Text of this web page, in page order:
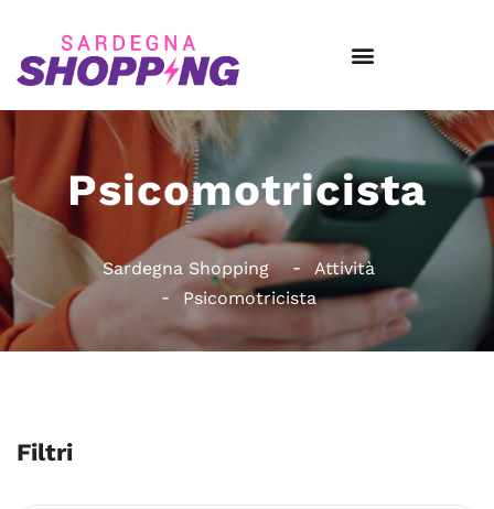
Psicomotricista
Sardegna Shopping
Attività
Psicomotricista
Filtri